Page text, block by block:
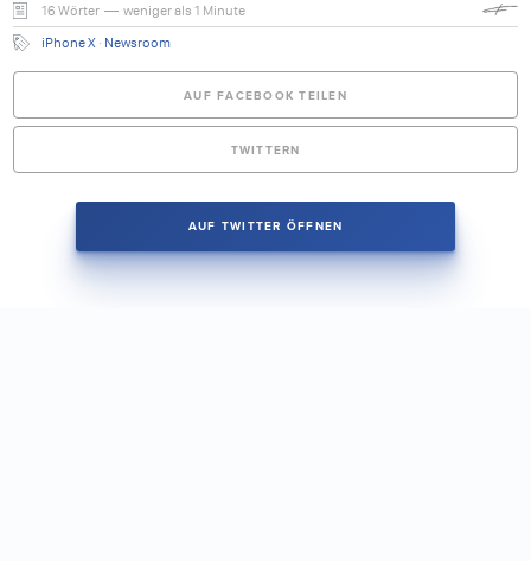
16 Wörter — weniger als 1 Minute
iPhone X · Newsroom
AUF FACEBOOK TEILEN
TWITTERN
AUF TWITTER ÖFFNEN